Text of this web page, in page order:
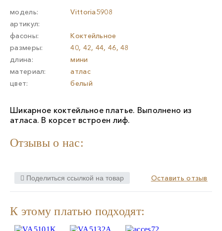
модель:
Vittoria5908
артикул:
фасоны:
Коктейльное
размеры:
40, 42, 44, 46, 48
длина:
мини
материал:
атлас
цвет:
белый
Шикарное коктейльное платье. Выполнено из
атласа. В корсет встроен лиф.
Отзывы о нас:
Поделиться ссылкой на товар Оставить отзыв
К этому платью подходят: